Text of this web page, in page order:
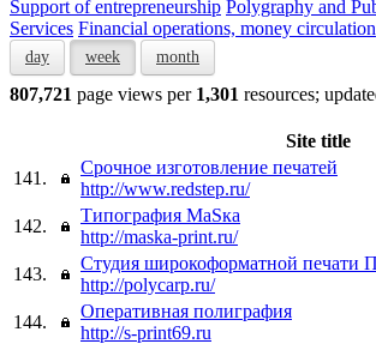
Support of entrepreneurship Polygraphy and
Services Financial operations, money circulation
day week month
807,721 page views per 1,301 resources;
Site title
141.
Срочное изготовление печатей
http://www.redstep.ru/
142.
Типография МаSка
http://maska-print.ru/
143.
Студия широкоформатной
http://polycarp.ru/
144.
Оперативная полиграфия
http://s-print69.ru